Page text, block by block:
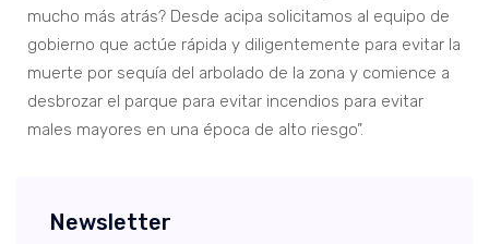
mucho más atrás? Desde acipa solicitamos al equipo de
gobierno que actúe rápida y diligentemente para evitar la
muerte por sequía del arbolado de la zona y comience a
desbrozar el parque para evitar incendios para evitar
males mayores en una época de alto riesgo”.
Newsletter